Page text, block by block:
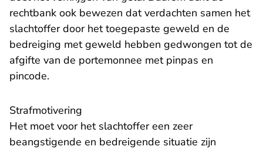
rechtbank ook bewezen dat verdachten samen het
slachtoffer door het toegepaste geweld en de
bedreiging met geweld hebben gedwongen tot de
afgifte van de portemonnee met pinpas en
pincode.
Strafmotivering
Het moet voor het slachtoffer een zeer
beangstigende en bedreigende situatie zijn